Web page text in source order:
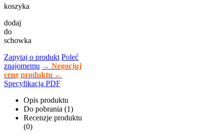
koszyka
dodaj
do
schowka
Zapytaj o produkt Poleć
znajomemu → Negocjuj
cenę produktu ←
Specyfikacja PDF
Opis produktu
Do pobrania (1)
Recenzje produktu
(0)